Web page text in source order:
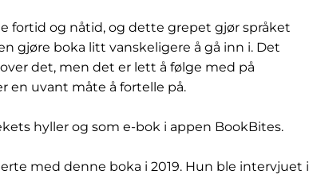
fortid og nåtid, og dette grepet gjør språket
gjøre boka litt vanskeligere å gå inn i. Det
det, men det er lett å følge med på
en uvant måte å fortelle på.
hyller og som e-bok i appen BookBites.
med denne boka i 2019. Hun ble intervjuet i